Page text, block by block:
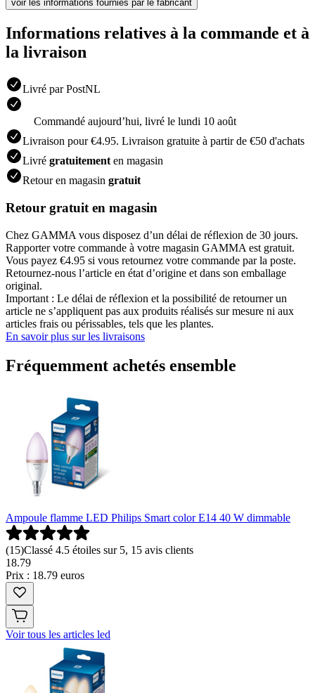
voir les informations fournies par le fabricant
Informations relatives à la commande et à
la livraison
Livré par PostNL
Commandé aujourdʼhui, livré le lundi 10 août
Livraison pour €4.95. Livraison gratuite à partir de €50 d'achats
Livré gratuitement en magasin
Retour en magasin gratuit
Retour gratuit en magasin
Chez GAMMA vous disposez d’un délai de réflexion de 30 jours.
Rapporter votre commande à votre magasin GAMMA est gratuit.
Vous payez €4.95 si vous retournez votre commande par la poste.
Retournez-nous l’article en état d’origine et dans son emballage
original.
Important : Le délai de réflexion et la possibilité de retourner un
article ne s’appliquent pas aux produits réalisés sur mesure ni aux
articles frais ou périssables, tels que les plantes.
En savoir plus sur les livraisons
Fréquemment achetés ensemble
Ampoule flamme LED Philips Smart color E14 40 W dimmable
(15)Classé 4.5 étoiles sur 5, 15 avis clients
18.79
Prix : 18.79 euros
Voir tous les articles led